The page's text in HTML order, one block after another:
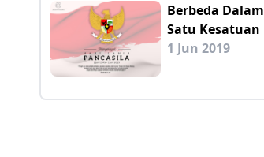
Berbeda Dalam
Satu Kesatuan
1 Jun 2019